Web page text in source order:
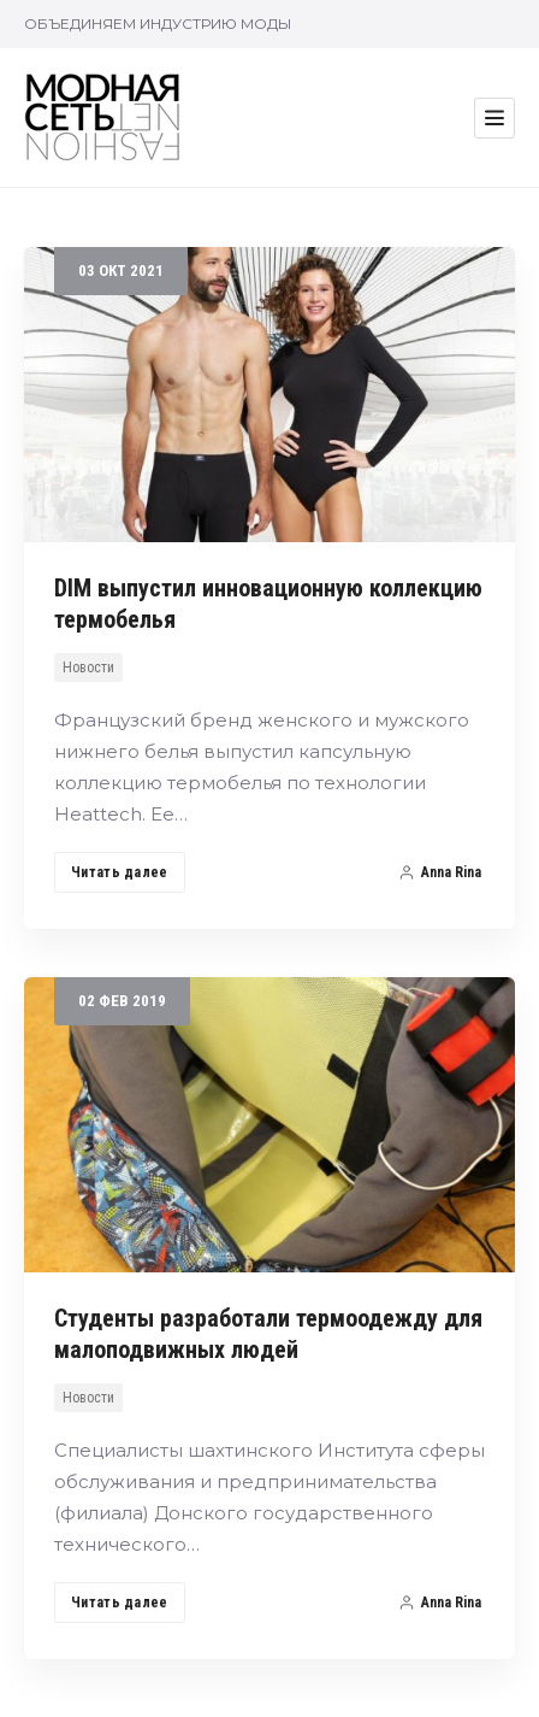
ОБЪЕДИНЯЕМ ИНДУСТРИЮ МОДЫ
03 ОКТ 2021
DIM выпустил инновационную коллекцию
термобелья
Новости
Французский бренд женского и мужского
нижнего белья выпустил капсульную
коллекцию термобелья по технологии
Heattech. Ее…
Читать далее Anna Rina
02 ФЕВ 2019
Студенты разработали термоодежду для
малоподвижных людей
Новости
Специалисты шахтинского Института сферы
обслуживания и предпринимательства
(филиала) Донского государственного
технического…
Читать далее Anna Rina